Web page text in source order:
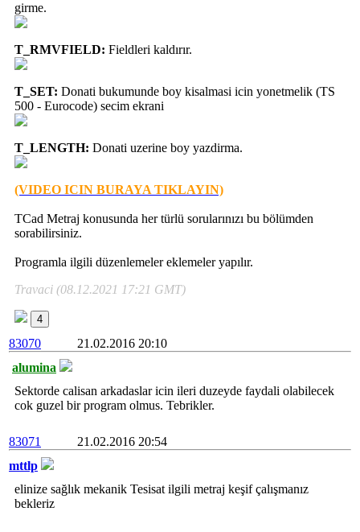
girme.
T_RMVFIELD: Fieldleri kaldırır.
T_SET: Donati bukumunde boy kisalmasi icin yonetmelik (TS
500 - Eurocode) secim ekrani
T_LENGTH: Donati uzerine boy yazdirma.
(VIDEO ICIN BURAYA TIKLAYIN)
TCad Metraj konusunda her türlü sorularınızı bu bölümden
sorabilirsiniz.
Programla ilgili düzenlemeler eklemeler yapılır.
Travaci (08.12.2021 17:21 GMT)
4
83070
21.02.2016 20:10
alumina
Sektorde calisan arkadaslar icin ileri duzeyde faydali olabilecek
cok guzel bir program olmus. Tebrikler.
83071
21.02.2016 20:54
mttlp
elinize sağlık mekanik Tesisat ilgili metraj keşif çalışmanız
bekleriz